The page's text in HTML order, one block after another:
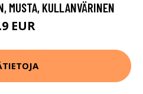
MUSTA, KULLANVÄRINEN
EUR